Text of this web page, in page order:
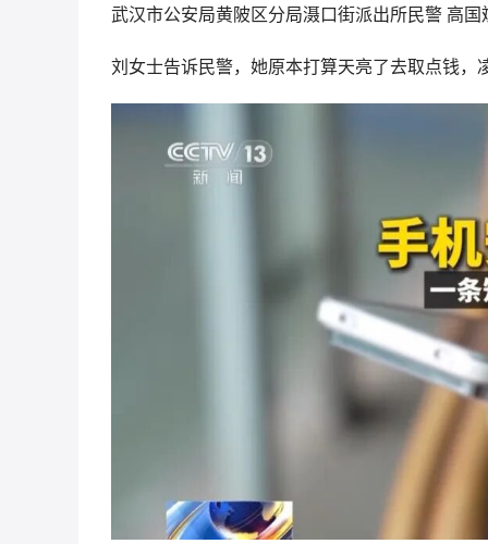
武汉市公安局黄陂区分局滠口街派出所民警 高
刘女士告诉民警，她原本打算天亮了去取点钱